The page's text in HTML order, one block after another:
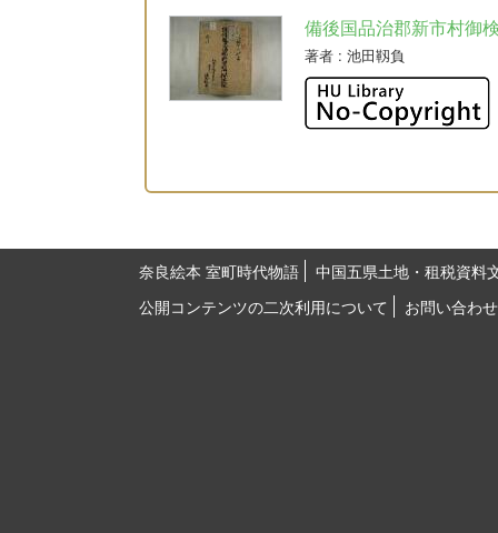
備後国品治郡新市村御
著者 : 池田靱負
奈良絵本 室町時代物語
中国五県土地・租税資料
公開コンテンツの二次利用について
お問い合わせ